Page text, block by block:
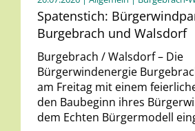
Spatenstich:
Burgebrach und Walsdorf
Burgebrach / Walsdorf – Die
Bürgerwindenergie
am Freitag mit einem
den Baubeginn ihres
dem Echten Bürgermodell